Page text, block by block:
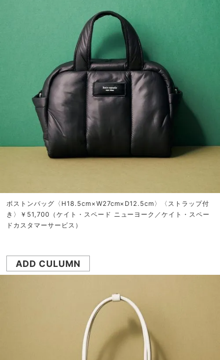
ボストンバッグ〈H18.5cm×W27cm×D12.5cm〉〈ストラップ付
き〉￥51,700（ケイト・スペード ニューヨーク／ケイト・スペー
ドカスタマーサービス）
ADD CULUMN